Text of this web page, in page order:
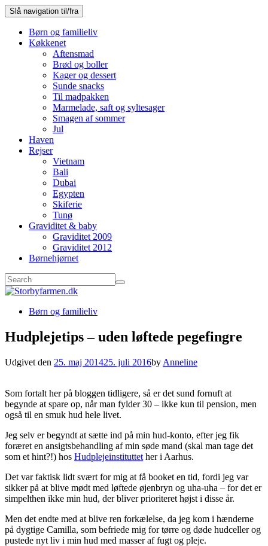
Slå navigation til/fra
Børn og familieliv
Køkkenet
Aftensmad
Brød og boller
Kager og dessert
Sunde snacks
Til madpakken
Marmelade, saft og syltesager
Smagen af sommer
Jul
Haven
Rejser
Vietnam
Bali
Dubai
Egypten
Skiferie
Tunø
Graviditet & baby
Graviditet 2009
Graviditet 2012
Børnehjørnet
Børn og familieliv
Hudplejetips – uden løftede pegefingre
Udgivet den 25. maj 201425. juli 2016by Anneline
Som fortalt her på bloggen tidligere, så er det sund fornuft at
begynde at spare op, når man fylder 30 – ikke kun til pension, men
også til en smuk hud hele livet.
Jeg selv er begyndt at sætte ind på min hud-konto, efter jeg fik
foræret en ansigtsbehandling af min søde mand (skal man tage det
som et hint?!) hos Hudplejeinstituttet her i Aarhus.
Det var faktisk lidt svært for mig at få booket en tid, fordi jeg var
sikker på at blive mødt med løftede øjenbryn og uha-uha – for det er
simpelthen ikke min hud, der bliver prioriteret højst i disse år.
Men det endte med at blive ren forkælelse, da jeg kom i hænderne
på dygtige Camilla, som befriede mig for tørre og døde hudceller og
pustede nyt liv i min hud med masser af fugt og pleje.